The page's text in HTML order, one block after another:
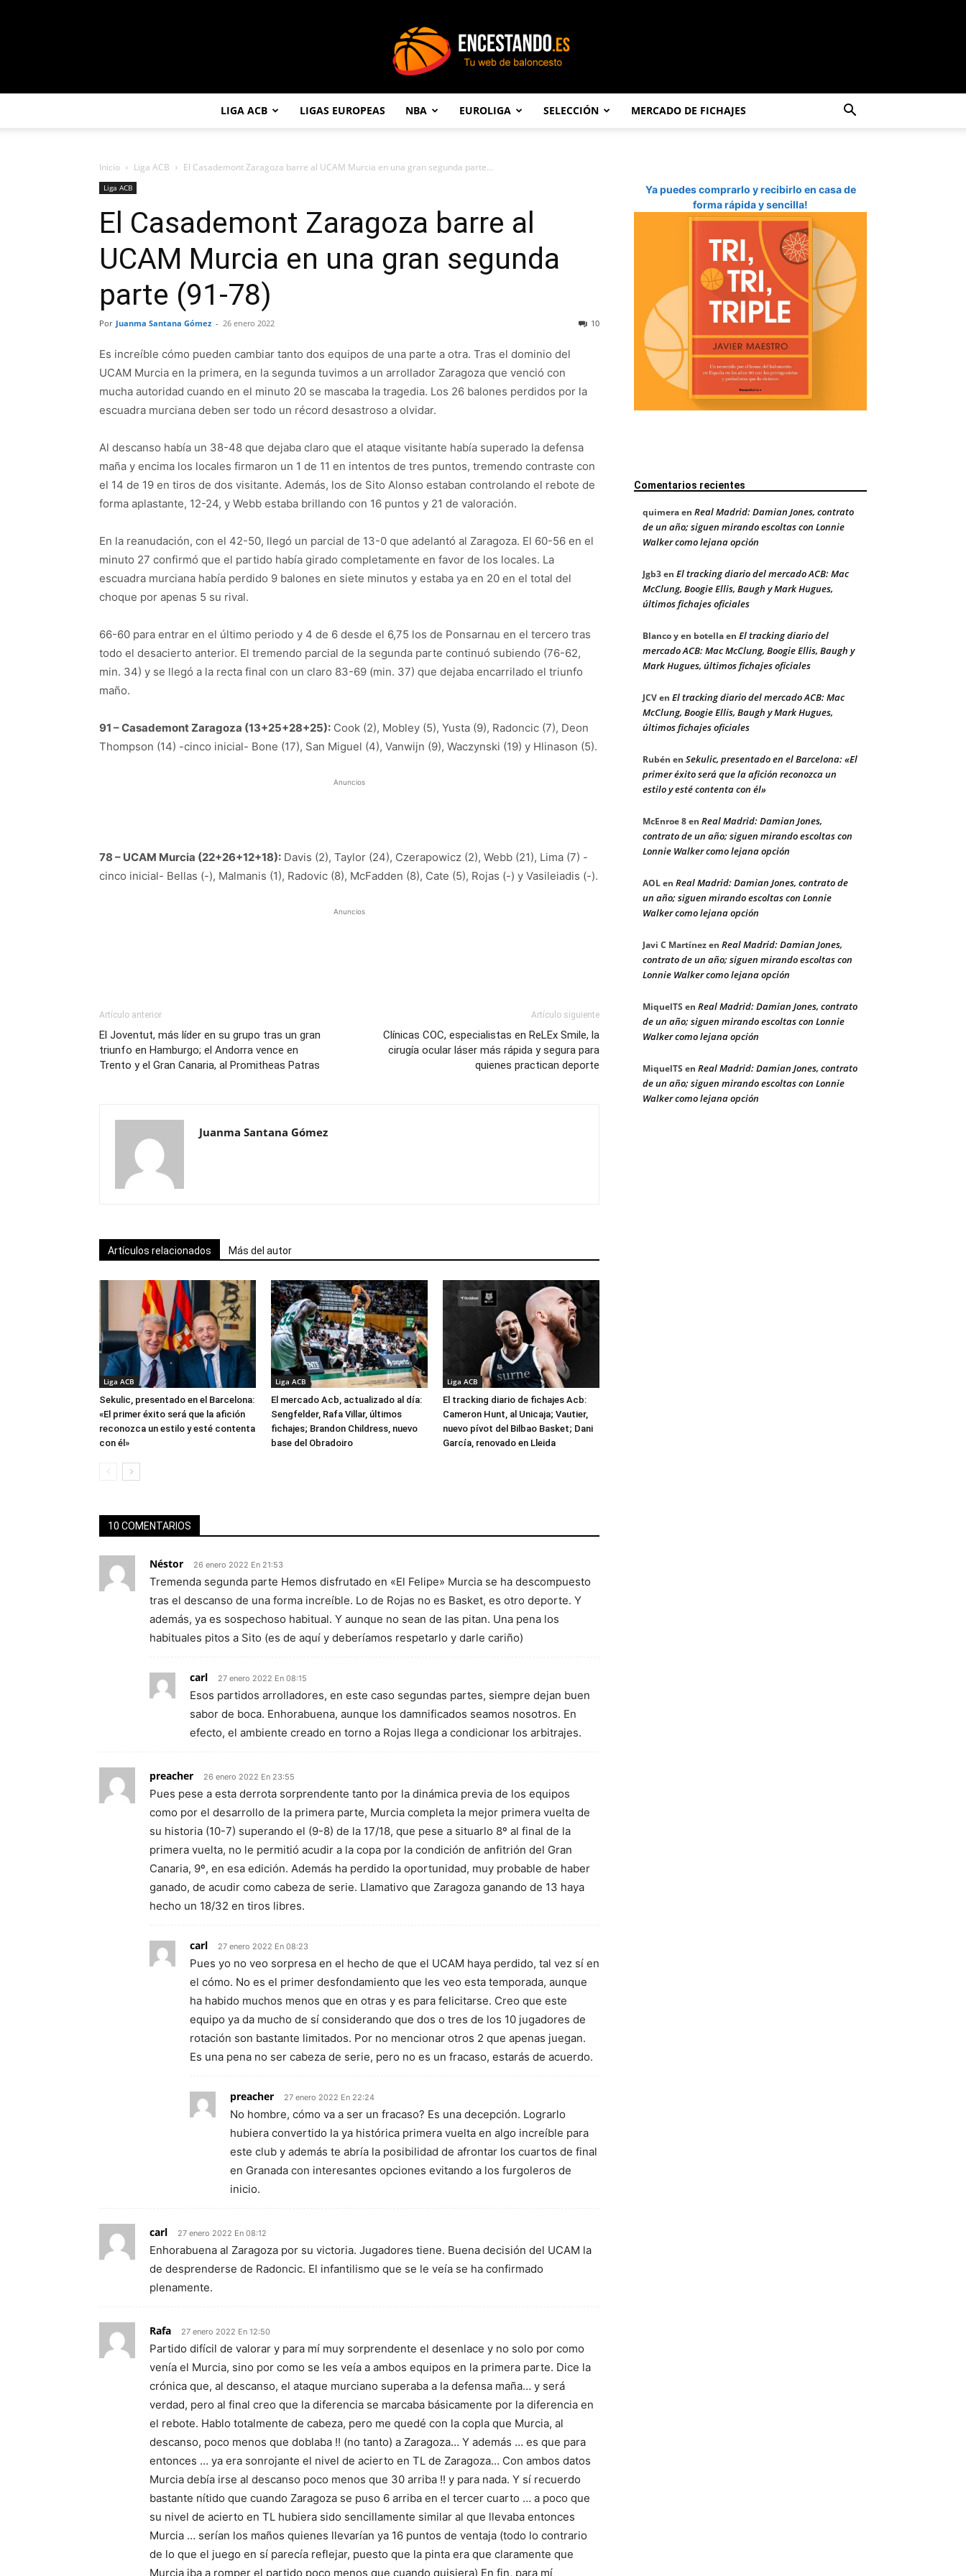
LIGA ACB LIGAS EUROPEAS NBA EUROLIGA SELECCIÓN MERCADO DE FICHAJES
Inicio Liga ACB El Casademont Zaragoza barre al UCAM Murcia en una gran segunda parte...
Liga ACB
El Casademont Zaragoza barre al
UCAM Murcia en una gran segunda
parte (91-78)
Por Juanma Santana Gómez - 26 enero 2022 10
Es increíble cómo pueden cambiar tanto dos equipos de una parte a otra. Tras el dominio del
UCAM Murcia en la primera, en la segunda tuvimos a un arrollador Zaragoza que venció con
mucha autoridad cuando en el minuto 20 se mascaba la tragedia. Los 26 balones perdidos por la
escuadra murciana deben ser todo un récord desastroso a olvidar.
Al descanso había un 38-48 que dejaba claro que el ataque visitante había superado la defensa
maña y encima los locales firmaron un 1 de 11 en intentos de tres puntos, tremendo contraste con
el 14 de 19 en tiros de dos visitante. Además, los de Sito Alonso estaban controlando el rebote de
forma aplastante, 12-24, y Webb estaba brillando con 16 puntos y 21 de valoración.
En la reanudación, con el 42-50, llegó un parcial de 13-0 que adelantó al Zaragoza. El 60-56 en el
minuto 27 confirmó que el partido había girado completamente en favor de los locales. La
escuadra murciana había perdido 9 balones en siete minutos y estaba ya en 20 en el total del
choque por apenas 5 su rival.
66-60 para entrar en el último periodo y 4 de 6 desde el 6,75 los de Ponsarnau en el tercero tras
todo el desacierto anterior. El tremendo parcial de la segunda parte continuó subiendo (76-62,
min. 34) y se llegó a la recta final con un claro 83-69 (min. 37) que dejaba encarrilado el triunfo
maño.
91 – Casademont Zaragoza (13+25+28+25): Cook (2), Mobley (5), Yusta (9), Radoncic (7), Deon
Thompson (14) -cinco inicial- Bone (17), San Miguel (4), Vanwijn (9), Waczynski (19) y Hlinason (5).
Anuncios
78 – UCAM Murcia (22+26+12+18): Davis (2), Taylor (24), Czerapowicz (2), Webb (21), Lima (7) -
cinco inicial- Bellas (-), Malmanis (1), Radovic (8), McFadden (8), Cate (5), Rojas (-) y Vasileiadis (-).
Anuncios
Artículo anterior
El Joventut, más líder en su grupo tras un gran
triunfo en Hamburgo; el Andorra vence en
Trento y el Gran Canaria, al Promitheas Patras
Artículo siguiente
Clínicas COC, especialistas en ReLEx Smile, la
cirugía ocular láser más rápida y segura para
quienes practican deporte
Juanma Santana Gómez
Artículos relacionados Más del autor
Liga ACB
Sekulic, presentado en el Barcelona:
«El primer éxito será que la afición
reconozca un estilo y esté contenta
con él»
Liga ACB
El mercado Acb, actualizado al día:
Sengfelder, Rafa Villar, últimos
fichajes; Brandon Childress, nuevo
base del Obradoiro
Liga ACB
El tracking diario de fichajes Acb:
Cameron Hunt, al Unicaja; Vautier,
nuevo pívot del Bilbao Basket; Dani
García, renovado en Lleida
10 COMENTARIOS
Néstor 26 enero 2022 En 21:53
Tremenda segunda parte Hemos disfrutado en «El Felipe» Murcia se ha descompuesto
tras el descanso de una forma increíble. Lo de Rojas no es Basket, es otro deporte. Y
además, ya es sospechoso habitual. Y aunque no sean de las pitan. Una pena los
habituales pitos a Sito (es de aquí y deberíamos respetarlo y darle cariño)
carl 27 enero 2022 En 08:15
Esos partidos arrolladores, en este caso segundas partes, siempre dejan buen
sabor de boca. Enhorabuena, aunque los damnificados seamos nosotros. En
efecto, el ambiente creado en torno a Rojas llega a condicionar los arbitrajes.
preacher 26 enero 2022 En 23:55
Pues pese a esta derrota sorprendente tanto por la dinámica previa de los equipos
como por el desarrollo de la primera parte, Murcia completa la mejor primera vuelta de
su historia (10-7) superando el (9-8) de la 17/18, que pese a situarlo 8º al final de la
primera vuelta, no le permitió acudir a la copa por la condición de anfitrión del Gran
Canaria, 9º, en esa edición. Además ha perdido la oportunidad, muy probable de haber
ganado, de acudir como cabeza de serie. Llamativo que Zaragoza ganando de 13 haya
hecho un 18/32 en tiros libres.
carl 27 enero 2022 En 08:23
Pues yo no veo sorpresa en el hecho de que el UCAM haya perdido, tal vez sí en
el cómo. No es el primer desfondamiento que les veo esta temporada, aunque
ha habido muchos menos que en otras y es para felicitarse. Creo que este
equipo ya da mucho de sí considerando que dos o tres de los 10 jugadores de
rotación son bastante limitados. Por no mencionar otros 2 que apenas juegan.
Es una pena no ser cabeza de serie, pero no es un fracaso, estarás de acuerdo.
preacher 27 enero 2022 En 22:24
No hombre, cómo va a ser un fracaso? Es una decepción. Lograrlo
hubiera convertido la ya histórica primera vuelta en algo increíble para
este club y además te abría la posibilidad de afrontar los cuartos de final
en Granada con interesantes opciones evitando a los furgoleros de
inicio.
carl 27 enero 2022 En 08:12
Enhorabuena al Zaragoza por su victoria. Jugadores tiene. Buena decisión del UCAM la
de desprenderse de Radoncic. El infantilismo que se le veía se ha confirmado
plenamente.
Rafa 27 enero 2022 En 12:50
Partido difícil de valorar y para mí muy sorprendente el desenlace y no solo por como
venía el Murcia, sino por como se les veía a ambos equipos en la primera parte. Dice la
crónica que, al descanso, el ataque murciano superaba a la defensa maña… y será
verdad, pero al final creo que la diferencia se marcaba básicamente por la diferencia en
el rebote. Hablo totalmente de cabeza, pero me quedé con la copla que Murcia, al
descanso, poco menos que doblaba !! (no tanto) a Zaragoza… Y además … es que para
entonces … ya era sonrojante el nivel de acierto en TL de Zaragoza… Con ambos datos
Murcia debía irse al descanso poco menos que 30 arriba !! y para nada. Y sí recuerdo
bastante nítido que cuando Zaragoza se puso 6 arriba en el tercer cuarto … a poco que
su nivel de acierto en TL hubiera sido sencillamente similar al que llevaba entonces
Murcia … serían los maños quienes llevarían ya 16 puntos de ventaja (todo lo contrario
de lo que el juego en sí parecía reflejar, puesto que la pinta era que claramente que
Murcia iba a romper el partido poco menos que cuando quisiera) En fin, para mí
Ya puedes comprarlo y recibirlo en casa de
forma rápida y sencilla!
Comentarios recientes
quimeraen Real Madrid: Damian Jones, contrato
de un año; siguen mirando escoltas con Lonnie
Walker como lejana opción
Jgb3en El tracking diario del mercado ACB: Mac
McClung, Boogie Ellis, Baugh y Mark Hugues,
últimos fichajes oficiales
Blanco y en botellaen El tracking diario del
mercado ACB: Mac McClung, Boogie Ellis, Baugh y
Mark Hugues, últimos fichajes oficiales
JCVen El tracking diario del mercado ACB: Mac
McClung, Boogie Ellis, Baugh y Mark Hugues,
últimos fichajes oficiales
Rubén en Sekulic, presentado en el Barcelona: «El
primer éxito será que la afición reconozca un
estilo y esté contenta con él»
McEnroe 8en Real Madrid: Damian Jones,
contrato de un año; siguen mirando escoltas con
Lonnie Walker como lejana opción
AOLen Real Madrid: Damian Jones, contrato de
un año; siguen mirando escoltas con Lonnie
Walker como lejana opción
Javi C Martínezen Real Madrid: Damian Jones,
contrato de un año; siguen mirando escoltas con
Lonnie Walker como lejana opción
MiquelTS en Real Madrid: Damian Jones, contrato
de un año; siguen mirando escoltas con Lonnie
Walker como lejana opción
MiquelTS en Real Madrid: Damian Jones, contrato
de un año; siguen mirando escoltas con Lonnie
Walker como lejana opción